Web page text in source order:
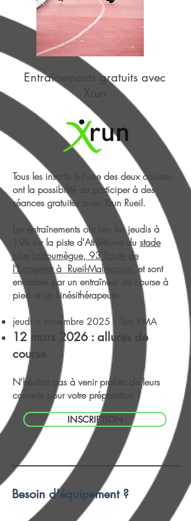
Entraînements gratuits avec
Xrun
Tous les inscrits à l'une des deux courses
ont la possibilité de participer à des
séances gratuites avec Xrun Rueil.
Les entraînements ont lieu les jeudis à
19h sur la piste d'Athlétisme du stade
Jules Ladoumègue, 93 Route de
l’Empereur à Rueil-Malmaison
, et sont
encadrés par un entraîneur de course à
pied et un kinésithérapeute.
jeudi 6 novembre 2025 : Test VMA
12 mars 2026 : allures de
course
N'hésitez pas à venir profiter de leurs
conseils pour votre préparation !
INSCRIPTION
Besoin d'équipement ?